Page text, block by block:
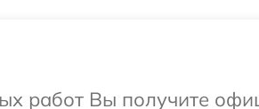
работ Вы получите